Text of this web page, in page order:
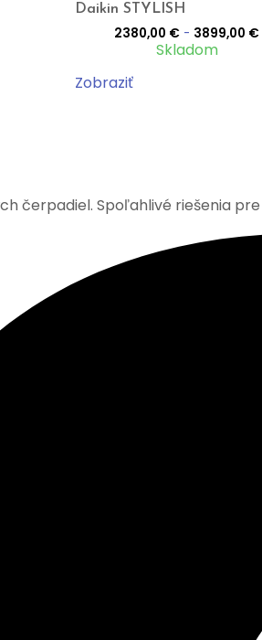
Daikin STYLISH
2380,00 € - 3899,00 €
Skladom
Zobraziť
čerpadiel. Spoľahlivé riešenia